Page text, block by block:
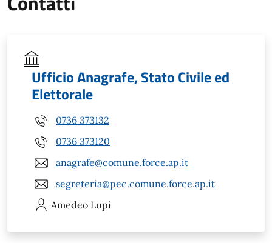
Ufficio Anagrafe, Stato Civile ed
Elettorale
0736 373132
0736 373120
anagrafe@comune.force.ap.it
segreteria@pec.comune.force.ap.it
Amedeo Lupi